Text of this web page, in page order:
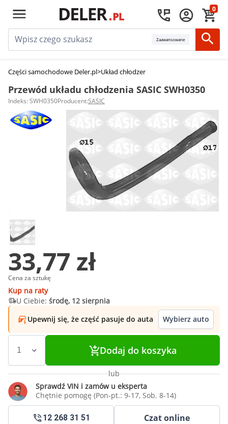
0
Zaawansowane
Części samochodowe Deler.pl>Układ chłodzenia silnika
Przewód układu chłodzenia SASIC SWH0350
Indeks: SWH0350Producent:SASIC
33,77 zł
Cena za sztukę
Kup na raty
U Ciebie: środę, 12 sierpnia
Upewnij się, że część pasuje do auta
Wybierz auto
Dodaj do koszyka
lub
Sprawdź VIN i zamów u eksperta
Chętnie pomogę (Pon-pt.: 9-17, Sob. 8-14)
12 268 31 51 Czat online